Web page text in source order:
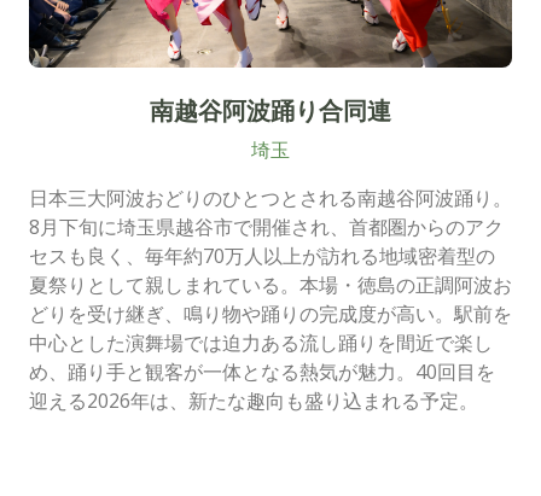
南越谷阿波踊り合同連
埼玉
日本三大阿波おどりのひとつとされる南越谷阿波踊り。
8月下旬に埼玉県越谷市で開催され、首都圏からのアク
セスも良く、毎年約70万人以上が訪れる地域密着型の
夏祭りとして親しまれている。本場・徳島の正調阿波お
どりを受け継ぎ、鳴り物や踊りの完成度が高い。駅前を
中心とした演舞場では迫力ある流し踊りを間近で楽し
め、踊り手と観客が一体となる熱気が魅力。40回目を
迎える2026年は、新たな趣向も盛り込まれる予定。